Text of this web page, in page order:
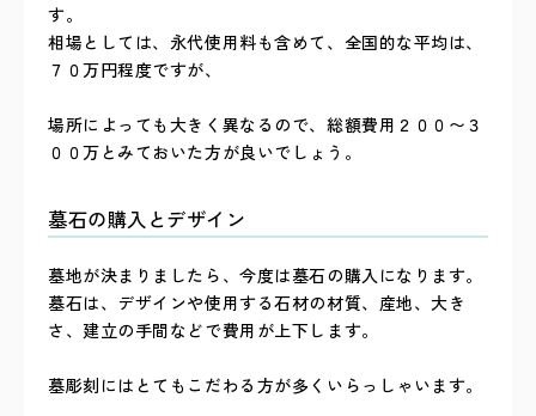
す。
相場としては、永代使用料も含めて、全国的な平均は、
７０万円程度ですが、
場所によっても大きく異なるので、総額費用２００〜３
００万とみておいた方が良いでしょう。
墓石の購入とデザイン
墓地が決まりましたら、今度は墓石の購入になります。
墓石は、デザインや使用する石材の材質、産地、大き
さ、建立の手間などで費用が上下します。
墓彫刻にはとてもこだわる方が多くいらっしゃいます。